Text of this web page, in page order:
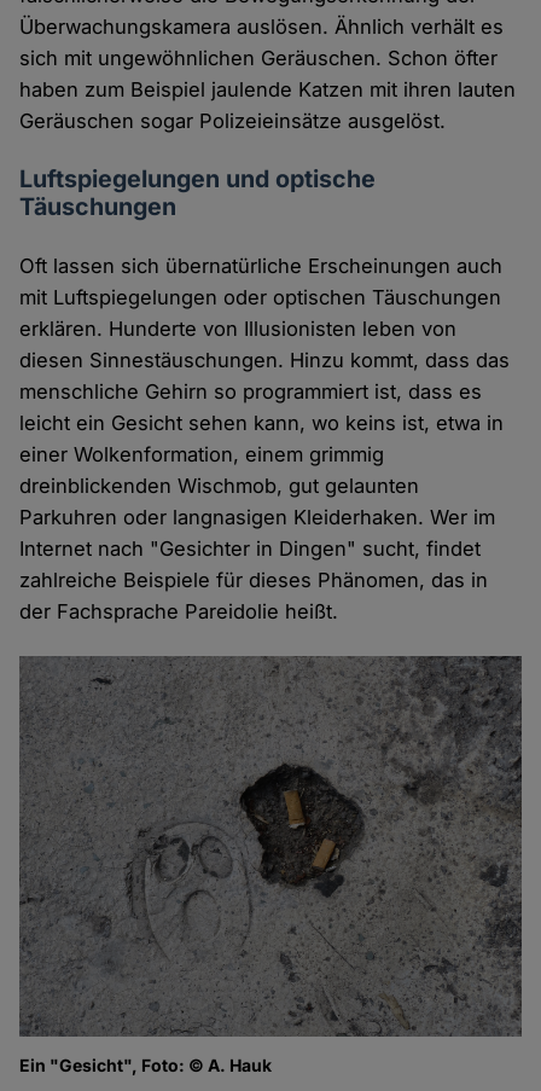
Überwachungskamera auslösen. Ähnlich verhält es
sich mit ungewöhnlichen Geräuschen. Schon öfter
haben zum Beispiel jaulende Katzen mit ihren lauten
Geräuschen sogar Polizeieinsätze ausgelöst.
Luftspiegelungen und optische
Täuschungen
Oft lassen sich übernatürliche Erscheinungen auch
mit Luftspiegelungen oder optischen Täuschungen
erklären. Hunderte von Illusionisten leben von
diesen Sinnestäuschungen. Hinzu kommt, dass das
menschliche Gehirn so programmiert ist, dass es
leicht ein Gesicht sehen kann, wo keins ist, etwa in
einer Wolkenformation, einem grimmig
dreinblickenden Wischmob, gut gelaunten
Parkuhren oder langnasigen Kleiderhaken. Wer im
Internet nach "Gesichter in Dingen" sucht, findet
zahlreiche Beispiele für dieses Phänomen, das in
der Fachsprache Pareidolie heißt.
Ein "Gesicht", Foto: © A. Hauk